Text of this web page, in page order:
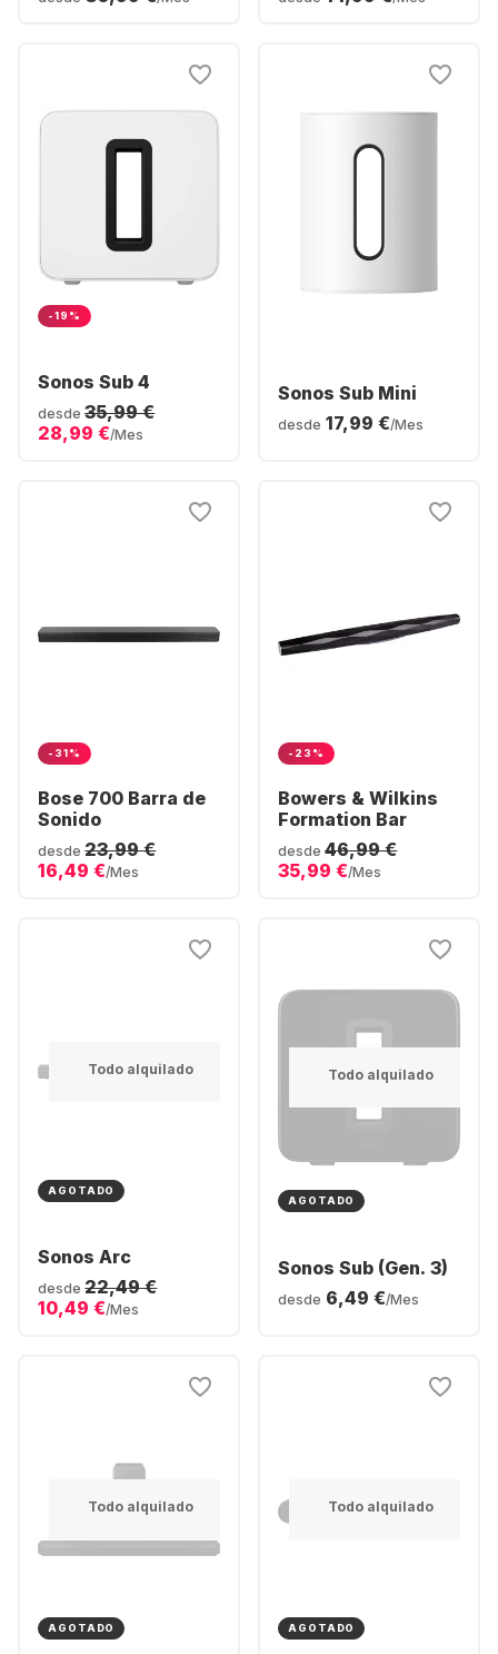
-19%
Sonos Sub 4
desde 35,99 €
28,99 €/Mes
Sonos Sub Mini
desde 17,99 €/Mes
-31%
Bose 700 Barra de
Sonido
desde 23,99 €
16,49 €/Mes
-23%
Bowers & Wilkins
Formation Bar
desde 46,99 €
35,99 €/Mes
Todo alquilado
AGOTADO
Sonos Arc
desde 22,49 €
10,49 €/Mes
Todo alquilado
AGOTADO
Sonos Sub (Gen. 3)
desde 6,49 €/Mes
Todo alquilado
AGOTADO
Todo alquilado
AGOTADO